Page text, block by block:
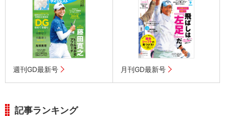
週刊GD最新号 月刊GD最新号
記事ランキング